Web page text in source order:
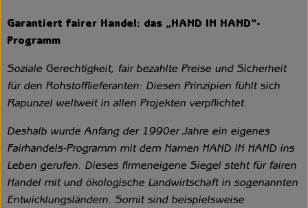
Garantiert fairer Handel: das „HAND IN HAND“-
Programm
Soziale Gerechtigkeit, fair bezahlte Preise und Sicherheit
für den Rohstofflieferanten: Diesen Prinzipien fühlt sich
Rapunzel weltweit in allen Projekten verpflichtet.
Deshalb wurde Anfang der 1990er Jahre ein eigenes
Fairhandels-Programm mit dem Namen HAND IN HAND ins
Leben gerufen. Dieses firmeneigene Siegel steht für fairen
Handel mit und ökologische Landwirtschaft in sogenannten
Entwicklungsländern. Somit sind beispielsweise